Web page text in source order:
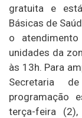
gratuita e
Básicas de
o
unidades da
às 13h. Para
Secretaria
programação
terça-feira